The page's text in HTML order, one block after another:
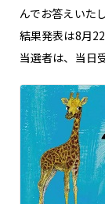
んでお答えいたし
結果発表は8月
当選者は、当日